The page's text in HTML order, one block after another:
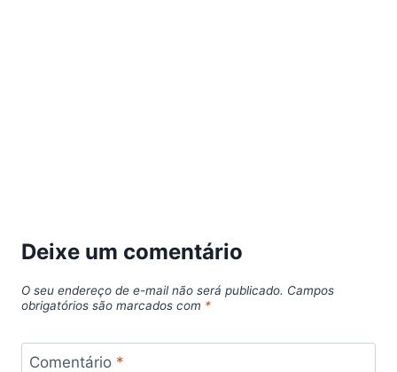
Deixe um comentário
O seu endereço de e-mail não será publicado. Campos
obrigatórios são marcados com *
Comentário *